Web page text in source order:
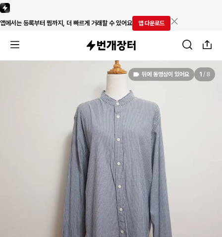
앱에서는 등록부터 찜까지, 더 빠르게 거래할 수 있어요 앱 다운로드
뒤에 동영상이 있어요 1 / 8